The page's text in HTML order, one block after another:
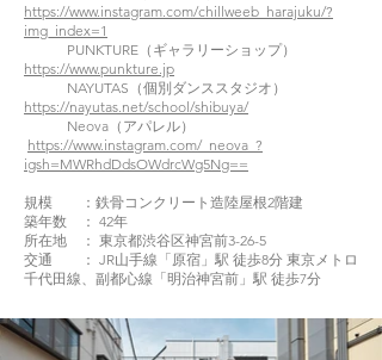
https://www.instagram.com/chillweeb_harajuku/?
img_index=1
PUNKTURE（ギャラリーショップ）
https://www.punkture.jp
NAYUTAS（個別ダンススタジオ）
https://nayutas.net/school/shibuya/
Neova（アパレル）
https://www.instagram.com/_neova_?
igsh=MWRhdDdsOWdrcWg5Ng==
規模 ：鉄骨コンクリート造陸屋根2階建
築年数 ： 42年
所在地 ： 東京都渋谷区神宮前3-26-5
交通 ： JR山手線「原宿」駅 徒歩8分 東京メトロ
千代田線、副都心線「明治神宮前」駅 徒歩7分